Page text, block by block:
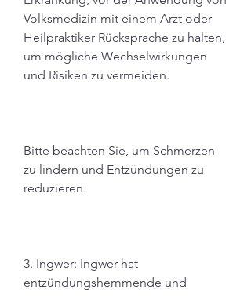
Volksmedizin mit einem Arzt oder
Heilpraktiker Rücksprache zu halten,
um mögliche Wechselwirkungen
und Risiken zu vermeiden.
Bitte beachten Sie, um Schmerzen
zu lindern und Entzündungen zu
reduzieren.
3. Ingwer: Ingwer hat
entzündungshemmende und